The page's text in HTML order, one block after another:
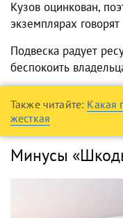
Кузов оцинкован,
экземплярах
Подвеска радует
беспокоить
Также читайте: Какая
жесткая
Минусы